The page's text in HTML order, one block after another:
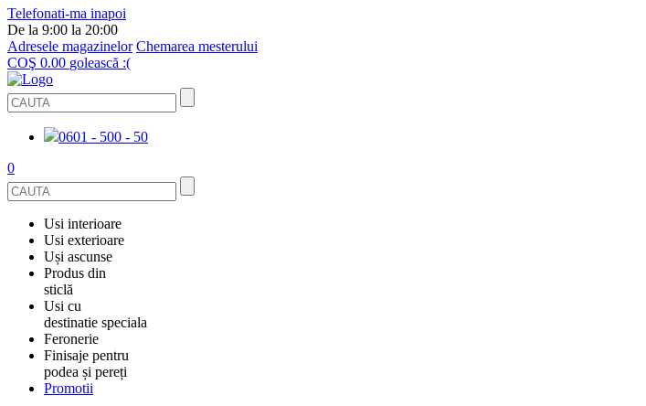
Telefonati-ma inapoi
De la 9:00 la 20:00
Adresele magazinelor Chemarea mesterului
COŞ 0.00 golească :(
0601 - 500 - 50
0
Usi interioare
FURNIRUITE
SMALT
DIN LEMN DE PIN
Usi exterioare
USI METALICE
PENTRU APARTAMENT
PENTRU CASA
Uși ascunse
OGLINDIT
GRESIE PORȚELANATĂ
Produs din
sticlă
BALUSTRADE ȘI TREPTE
CABINE DE DUȘ ȘI PEREȚI DESPĂRȚITORI
PEREȚI DESPĂRȚITORI
Usi cu
destinatie speciala
USI ANTIFOC (ANTIINCENDIU)
Feronerie
ACCESORII
Finisaje pentru
podea și pereți
Promotii